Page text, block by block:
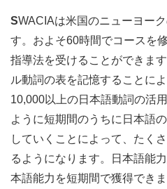
SWACIAは米国のニューヨー
す。およそ60時間でコースを
指導法を受けることができま
ル動詞の表を記憶することに
10,000以上の日本語動詞の活
ように短期間のうちに日本語
していくことによって、たく
るようになります。日本語能
本語能力を短期間で獲得できま